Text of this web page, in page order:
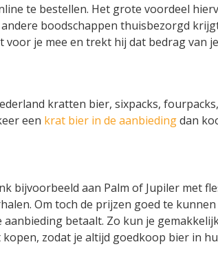
te bestellen. Het grote voordeel
boodschappen thuisbezorgd
je mee en trekt hij dat bedrag van je
kratten bier, sixpacks,
een krat bier in de aanbiedingdan
bijvoorbeeld aan Palm of Jupiler met
Om toch de prijzen goed te kunnen
betaalt. Zo kun je
zodat je altijd goedkoop bier in